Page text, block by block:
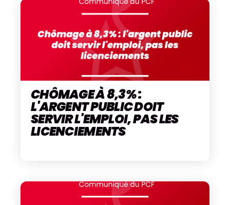
CHÔMAGE À 8,3% :
L'ARGENT PUBLIC DOIT
SERVIR L'EMPLOI, PAS LES
LICENCIEMENTS